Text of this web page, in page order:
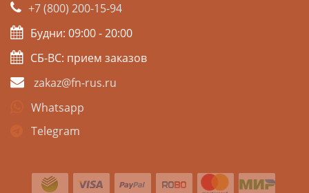
+7 (800) 200-15-94
Будни: 09:00 - 20:00
СБ-ВС: прием заказов
zakaz@fn-rus.ru
Whatsapp
Telegram